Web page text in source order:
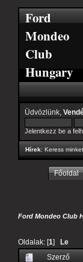
Ford
Mondeo
Club
Hungary
Üdvözlünk,
Jelentkezz be a
Hírek: Keress
Főoldal
Ford Mondeo Club
Oldalak: [1] Le
Szerző